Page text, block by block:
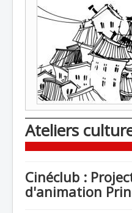
Ateliers
Cinéclub :
d'animation